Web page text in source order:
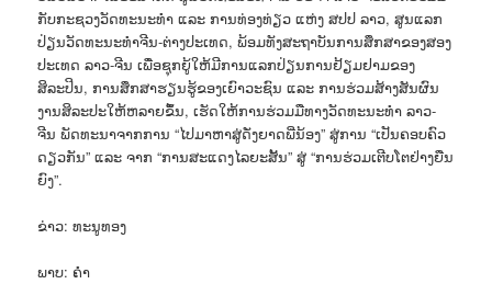
ກັບກະຊວງວັດທະນະທໍາ ແລະ ການທ່ອງທ່ຽວ ແຫ່ງ ສປປ ລາວ, ສູນແລກ
ປ່ຽນວັດທະນະທໍາຈີນ-ຕ່າງປະເທດ, ພ້ອມທັງສະຖາບັນການສຶກສາຂອງສອງ
ປະເທດ ລາວ-ຈີນ ເພື່ອຊຸກຍູ້ໃຫ້ມີການແລກປ່ຽນການຢ້ຽມຢາມຂອງ
ສິລະປິນ, ການສຶກສາຮຽນຮູ້ຂອງເຍົາວະຊົນ ແລະ ການຮ່ວມສ້າງສັນຜົນ
ງານສິລະປະໃຫ້ຫລາຍຂຶ້ນ, ເຮັດໃຫ້ການຮ່ວມມືທາງວັດທະນະທໍາ ລາວ-
ຈີນ ພັດທະນາຈາກການ “ໄປມາຫາສູ່ດັ່ງຍາດພີ່ນ້ອງ” ສູ່ການ “ເປັນຄອບຄົວ
ດຽວກັນ” ແລະ ຈາກ “ການສະແດງໄລຍະສັ້ນ” ສູ່ “ການຮ່ວມເຕີບໂຕຢ່າງຍືນ
ຍົງ”.
ຂ່າວ: ທະນູທອງ
ພາບ: ຄຳ